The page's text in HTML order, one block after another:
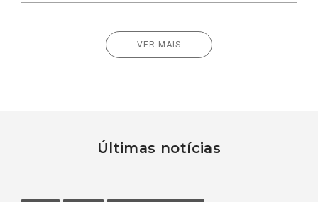
VER MAIS
Últimas notícias